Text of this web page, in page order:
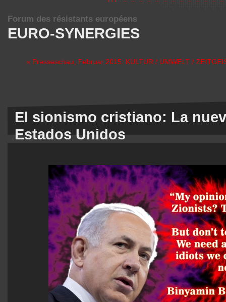
EURO-SYNERGIES
Forum des résistants européens
« Presseschau, Februar 2015: KULTUR / UMWELT /
El sionismo cristiano: La
Estados Unidos